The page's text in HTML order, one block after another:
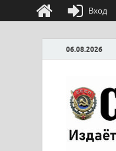
06.08.2026
Вход